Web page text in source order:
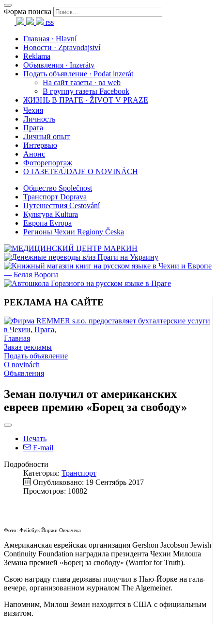
Форма поиска
rss
Главная · Hlavní
Новости · Zpravodajství
Reklama
Объявления · Inzeráty
Подать объявление · Podat inzerát
На сайт газеты · na web
В группу газеты Facebook
ЖИЗНЬ В ПРАГЕ · ŽIVOT V PRAZE
Чехия
Личность
Прага
Личный опыт
Интервью
Анонс
Фоторепортаж
О ГАЗЕТЕ/ÚDAJE O NOVINÁCH
Общество Společnost
Транспорт Doprava
Путешествия Cestování
Культура Kultura
Европа Evropa
Регионы Чехии Regiony Česka
РЕКЛАМА НА САЙТЕ
Главная
Заказ рекламы
Подать объявление
O novinách
Объявления
Земан получил от американских
евреев премию «Борец за свободу»
Печать
E-mail
Подробности
Категория: Транспорт
Опубликовано: 19 Сентябрь 2017
Просмотров: 10882
Фото: Фейсбук Йиржи Овчачека
Американская еврейская организация Gershon Jacobson Jewish
Continuity Foundation наградила президента Чехии Милоша
Земана премией «Борец за свободу» (Warrior for Truth).
Свою награду глава державы получил в Нью-Йорке на гала-
вечере, организованном журналом The Algemeiner.
Напомним, Милош Земан находится в США с официальным
визитом.